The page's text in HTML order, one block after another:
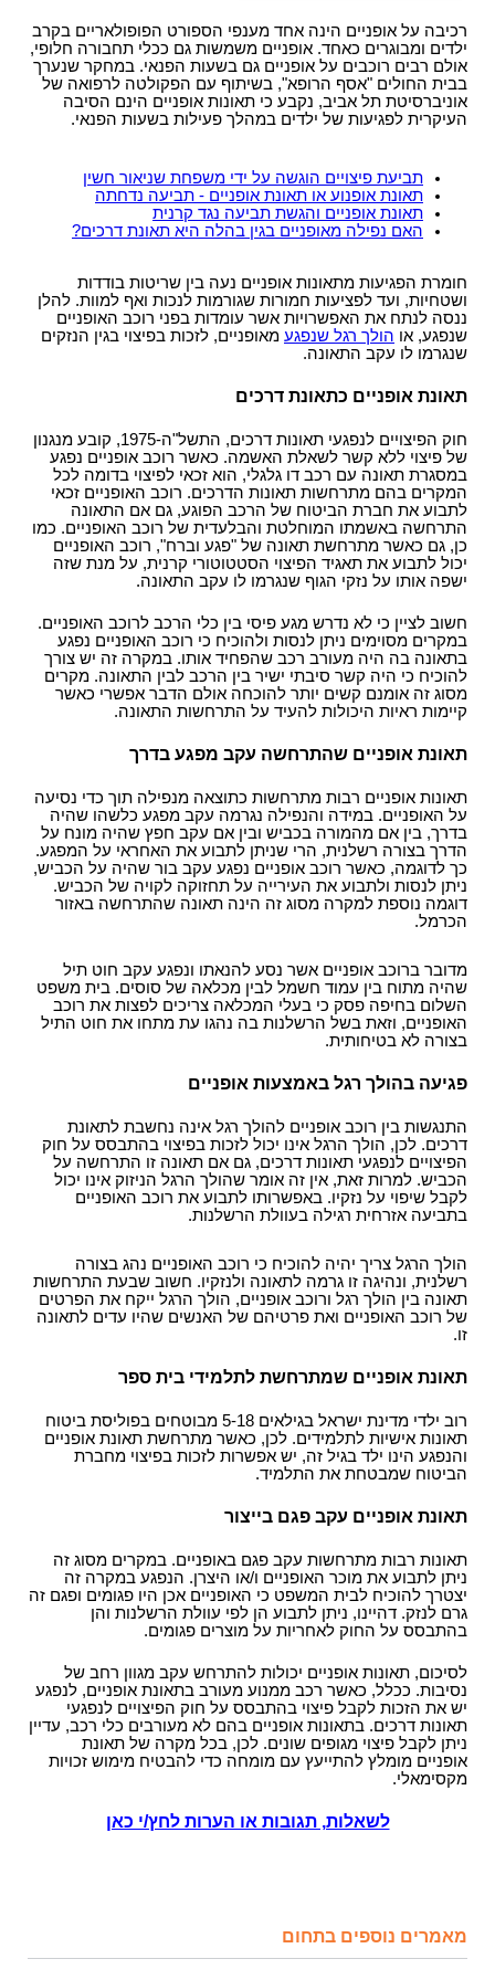
חוק הפיצויים לנפגעי תאונות דרכים
עורך דין תאונת דרכים, עברת תאונה? נשאר לבחור
עו"ד
תקנות פיצויים לנפגעי תאונות דרכים (תשלומים
חוק נפגעי תאונות דרכים (סיוע לבני משפחה)
ייעוץ - עורכי דין
שאלות ותשובות - נזקי גוף
פורום אורטופדיה וכירורגיה
רשלנות רפואית- העברת נטל הראיה אל הנתבעים
רשלנות רפואית - ניתוחים
רשלנות רפואית - אבחון לקוי
רשלנות רפואית בלידה - הריון
שיתוק מוחין, פיגור שכלי, תביעת רשלנות רפואית
רשלנות רפואית- ניתוח פלסטי קוסמטי
מידע על תביעות רשלנות רפואית
ס` 35-36 לחוק הנזיקין
תיעוד חומר רפואי - רשלנות רפואית
חוק זכויות החולה
קצין תגמולים - בקשה לעיון נוסף
קצין תגמולים דחה את תביעתך?
נכי צה"ל וחוק הנכים, לאן?
נפגעי פעולות איבה - טרור
הלם קרב
קצין תגמולים- מידע משפטי ומדריך להגשת תביעה
נכי צה"ל - דוגמאות לתביעות נכות
עורכי דין מייעצים- משרד הביטחון, צבא
בחירת זכויות לפי חוק הביטוח הלאומי או לפי חוק
תאונות אופניים
תאונות אופנוע - רכב דו גלגלי
תביעת ביטוח בגין נכות מתאונה ומחלוקת בנוגע
לפרשנות חישוב הפיצוי
חיה מועדת - נשיכת כלב
רשלנות מקצועית
מין
חוק פיצוי לנפגעי פוליו, התשס"ז-2007
בדיקת החזרי מס
דירוג עורכי דין - פרסום עורכי דין בחינם באינטרנט !
מומחה רפואי - מה תפקידו ?
רכיבה על אופניים הינה אחד מענפי הספורט הפופולאריים בקרב
ילדים ומבוגרים כאחד. אופניים משמשות גם ככלי תחבורה חלופי,
אולם רבים רוכבים על אופניים גם בשעות הפנאי. במחקר שנערך
בבית החולים "אסף הרופא", בשיתוף עם הפקולטה לרפואה של
אוניברסיטת תל אביב, נקבע כי תאונות אופניים הינם הסיבה
העיקרית לפגיעות של ילדים במהלך פעילות בשעות הפנאי.
תביעת פיצויים הוגשה על ידי משפחת שניאור חשין
תאונת אופנוע או תאונת אופניים - תביעה נדחתה
תאונת אופניים והגשת תביעה נגד קרנית
האם נפילה מאופניים בגין בהלה היא תאונת דרכים?
חומרת הפגיעות מתאונות אופניים נעה בין שריטות בודדות
ושטחיות, ועד לפציעות חמורות שגורמות לנכות ואף למוות. להלן
ננסה לנתח את האפשרויות אשר עומדות בפני רוכב האופניים
שנפגע, או הולך רגל שנפגע מאופניים, לזכות בפיצוי בגין הנזקים
שנגרמו לו עקב התאונה.
תאונת אופניים כתאונת דרכים
חוק הפיצויים לנפגעי תאונות דרכים, התשל"ה-1975, קובע מנגנון
של פיצוי ללא קשר לשאלת האשמה. כאשר רוכב אופניים נפגע
במסגרת תאונה עם רכב דו גלגלי, הוא זכאי לפיצוי בדומה לכל
המקרים בהם מתרחשות תאונות הדרכים. רוכב האופניים זכאי
לתבוע את חברת הביטוח של הרכב הפוגע, גם אם התאונה
התרחשה באשמתו המוחלטת והבלעדית של רוכב האופניים. כמו
כן, גם כאשר מתרחשת תאונה של "פגע וברח", רוכב האופניים
יכול לתבוע את תאגיד הפיצוי הסטטוטורי קרנית, על מנת שזה
ישפה אותו על נזקי הגוף שנגרמו לו עקב התאונה.
חשוב לציין כי לא נדרש מגע פיסי בין כלי הרכב לרוכב האופניים.
במקרים מסוימים ניתן לנסות ולהוכיח כי רוכב האופניים נפגע
בתאונה בה היה מעורב רכב שהפחיד אותו. במקרה זה יש צורך
להוכיח כי היה קשר סיבתי ישיר בין הרכב לבין התאונה. מקרים
מסוג זה אומנם קשים יותר להוכחה אולם הדבר אפשרי כאשר
קיימות ראיות היכולות להעיד על התרחשות התאונה.
תאונת אופניים שהתרחשה עקב מפגע בדרך
תאונות אופניים רבות מתרחשות כתוצאה מנפילה תוך כדי נסיעה
על האופניים. במידה והנפילה נגרמה עקב מפגע כלשהו שהיה
בדרך, בין אם מהמורה בכביש ובין אם עקב חפץ שהיה מונח על
הדרך בצורה רשלנית, הרי שניתן לתבוע את האחראי על המפגע.
כך לדוגמה, כאשר רוכב אופניים נפגע עקב בור שהיה על הכביש,
ניתן לנסות ולתבוע את העירייה על תחזוקה לקויה של הכביש.
דוגמה נוספת למקרה מסוג זה הינה תאונה שהתרחשה באזור
הכרמל.
מדובר ברוכב אופניים אשר נסע להנאתו ונפגע עקב חוט תיל
שהיה מתוח בין עמוד חשמל לבין מכלאה של סוסים. בית משפט
השלום בחיפה פסק כי בעלי המכלאה צריכים לפצות את רוכב
האופניים, וזאת בשל הרשלנות בה נהגו עת מתחו את חוט התיל
בצורה לא בטיחותית.
פגיעה בהולך רגל באמצעות אופניים
התנגשות בין רוכב אופניים להולך רגל אינה נחשבת לתאונת
דרכים. לכן, הולך הרגל אינו יכול לזכות בפיצוי בהתבסס על חוק
הפיצויים לנפגעי תאונות דרכים, גם אם תאונה זו התרחשה על
הכביש. למרות זאת, אין זה אומר שהולך הרגל הניזוק אינו יכול
לקבל שיפוי על נזקיו. באפשרותו לתבוע את רוכב האופניים
בתביעה אזרחית רגילה בעוולת הרשלנות.
הולך הרגל צריך יהיה להוכיח כי רוכב האופניים נהג בצורה
רשלנית, ונהיגה זו גרמה לתאונה ולנזקיו. חשוב שבעת התרחשות
תאונה בין הולך רגל ורוכב אופניים, הולך הרגל ייקח את הפרטים
של רוכב האופניים ואת פרטיהם של האנשים שהיו עדים לתאונה
זו.
תאונת אופניים שמתרחשת לתלמידי בית ספר
רוב ילדי מדינת ישראל בגילאים 5-18 מבוטחים בפוליסת ביטוח
תאונות אישיות לתלמידים. לכן, כאשר מתרחשת תאונת אופניים
והנפגע הינו ילד בגיל זה, יש אפשרות לזכות בפיצוי מחברת
הביטוח שמבטחת את התלמיד.
תאונת אופניים עקב פגם בייצור
תאונות רבות מתרחשות עקב פגם באופניים. במקרים מסוג זה
ניתן לתבוע את מוכר האופניים ו/או היצרן. הנפגע במקרה זה
יצטרך להוכיח לבית המשפט כי האופניים אכן היו פגומים ופגם זה
גרם לנזק. דהיינו, ניתן לתבוע הן לפי עוולת הרשלנות והן
בהתבסס על החוק לאחריות על מוצרים פגומים.
לסיכום, תאונות אופניים יכולות להתרחש עקב מגוון רחב של
נסיבות. ככלל, כאשר רכב ממנוע מעורב בתאונת אופניים, לנפגע
יש את הזכות לקבל פיצוי בהתבסס על חוק הפיצויים לנפגעי
תאונות דרכים. בתאונות אופניים בהם לא מעורבים כלי רכב, עדיין
ניתן לקבל פיצוי מגופים שונים. לכן, בכל מקרה של תאונת
אופניים מומלץ להתייעץ עם מומחה כדי להבטיח מימוש זכויות
מקסימאלי.
לשאלות, תגובות או הערות לחץ/י כאן
מאמרים נוספים בתחום